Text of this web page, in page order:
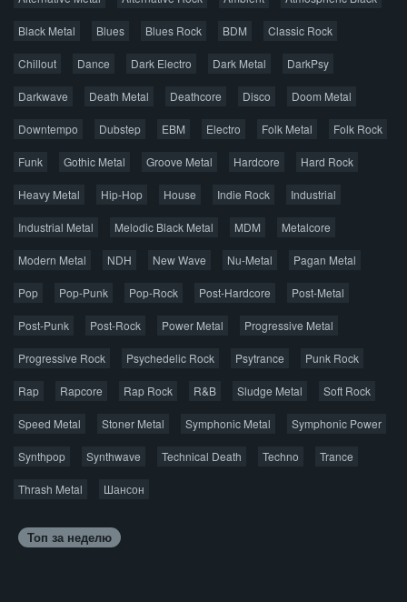
Black Metal Blues Blues Rock BDM Classic Rock
Chillout Dance Dark Electro Dark Metal DarkPsy
Darkwave Death Metal Deathcore Disco Doom Metal
Downtempo Dubstep EBM Electro Folk Metal Folk Rock
Funk Gothic Metal Groove Metal Hardcore Hard Rock
Heavy Metal Hip-Hop House Indie Rock Industrial
Industrial Metal Melodic Black Metal MDM Metalcore
Modern Metal NDH New Wave Nu-Metal Pagan Metal
Pop Pop-Punk Pop-Rock Post-Hardcore Post-Metal
Post-Punk Post-Rock Power Metal Progressive Metal
Progressive Rock Psychedelic Rock Psytrance Punk Rock
Rap Rapcore Rap Rock R&B Sludge Metal Soft Rock
Speed Metal Stoner Metal Symphonic Metal Symphonic Power
Synthpop Synthwave Technical Death Techno Trance
Thrash Metal Шансон
Топ за неделю
Популярное за сутки
Главная Поиск по сайту
Карта сайта
Джаз
Метал Поп Рэп Рок Шансон
Весь материал выложен для ознакомления, после
лицензионную копию.